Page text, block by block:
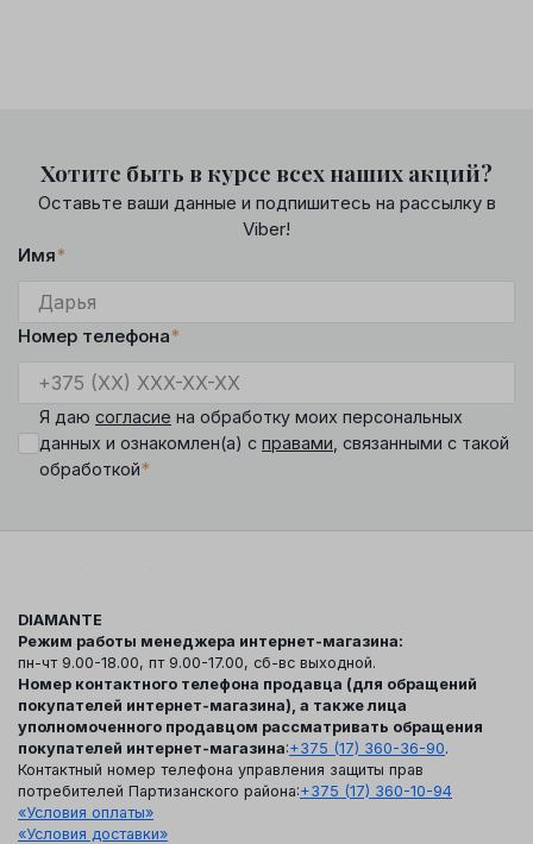
Хотите быть в курсе всех наших акций?
Оставьте ваши данные и подпишитесь на рассылку в
Viber!
Имя*
Номер телефона*
Я даю согласие на обработку моих персональных
данных и ознакомлен(а) с правами , связанными с такой
обработкой*
DIAMANTE
Режим работы менеджера интернет-магазина:
пн-чт 9.00-18.00, пт 9.00-17.00, сб-вс выходной.
Номер контактного телефона продавца (для обращений
покупателей интернет-магазина), а также лица
уполномоченного продавцом рассматривать обращения
покупателей интернет-магазина:+375 (17) 360-36-90.
Контактный номер телефона управления защиты прав
потребителей Партизанского района:+375 (17) 360-10-94
«Условия оплаты»
«Условия доставки»